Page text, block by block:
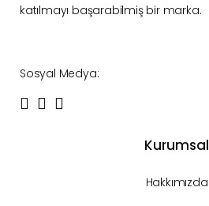
katılmayı başarabilmiş bir marka.
Sosyal Medya:
Kurumsal
Hakkımızda